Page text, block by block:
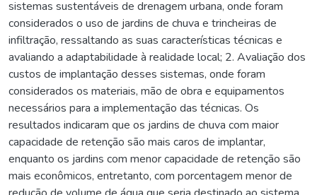
sistemas sustentáveis de drenagem urbana, onde foram
considerados o uso de jardins de chuva e trincheiras de
infiltração, ressaltando as suas características técnicas e
avaliando a adaptabilidade à realidade local; 2. Avaliação dos
custos de implantação desses sistemas, onde foram
considerados os materiais, mão de obra e equipamentos
necessários para a implementação das técnicas. Os
resultados indicaram que os jardins de chuva com maior
capacidade de retenção são mais caros de implantar,
enquanto os jardins com menor capacidade de retenção são
mais econômicos, entretanto, com porcentagem menor de